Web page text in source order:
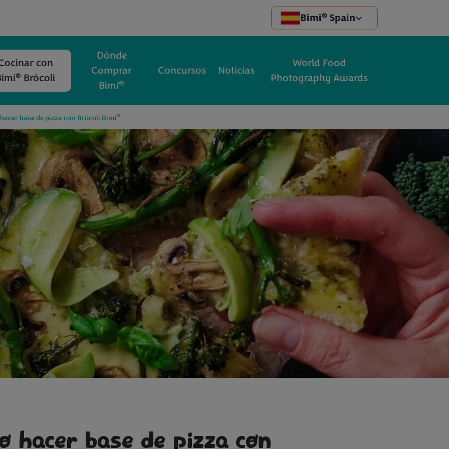
Bimi® Spain
con
® Brócoli
Dónde
Comprar
Bimi®
Concursos Noticias
World Food
Photography Awards
base de pizza con Brócoli Bimi®
hacer base de pizza con